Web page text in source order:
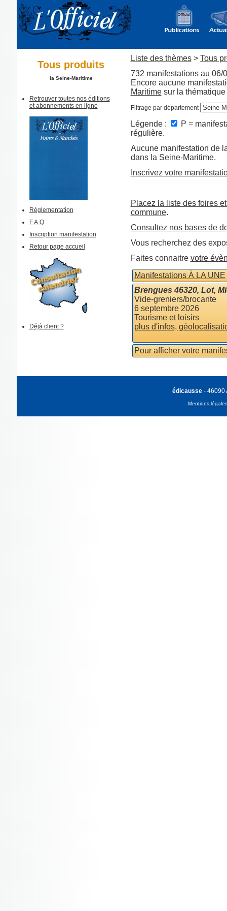
Tous produits
la Seine-Maritime
Retrouver toutes nos éditions
et abonnements en ligne
Règlementation
F.A.Q.
Inscription manifestation
Retour page accueil
Déjà client ?
Liste des thèmes> Tous
732 manifestations au 06/
Encore aucune
Maritimesur la thématique
Filtrage par département
Légende :
P =
régulière.
Aucune manifestation de
dans la Seine-Maritime.
Inscrivez votre
Placez la liste des foires
commune.
Consultez nos bases de
Vous recherchez des
Faites connaitre votre
Manifestations À LA UNE
Brengues 46320, Lot,
Vide-greniers/brocante
6 septembre 2026
Tourisme et loisirs
plus d'infos,
Pour afficher votre
édicausse - 46090
Mentions légales